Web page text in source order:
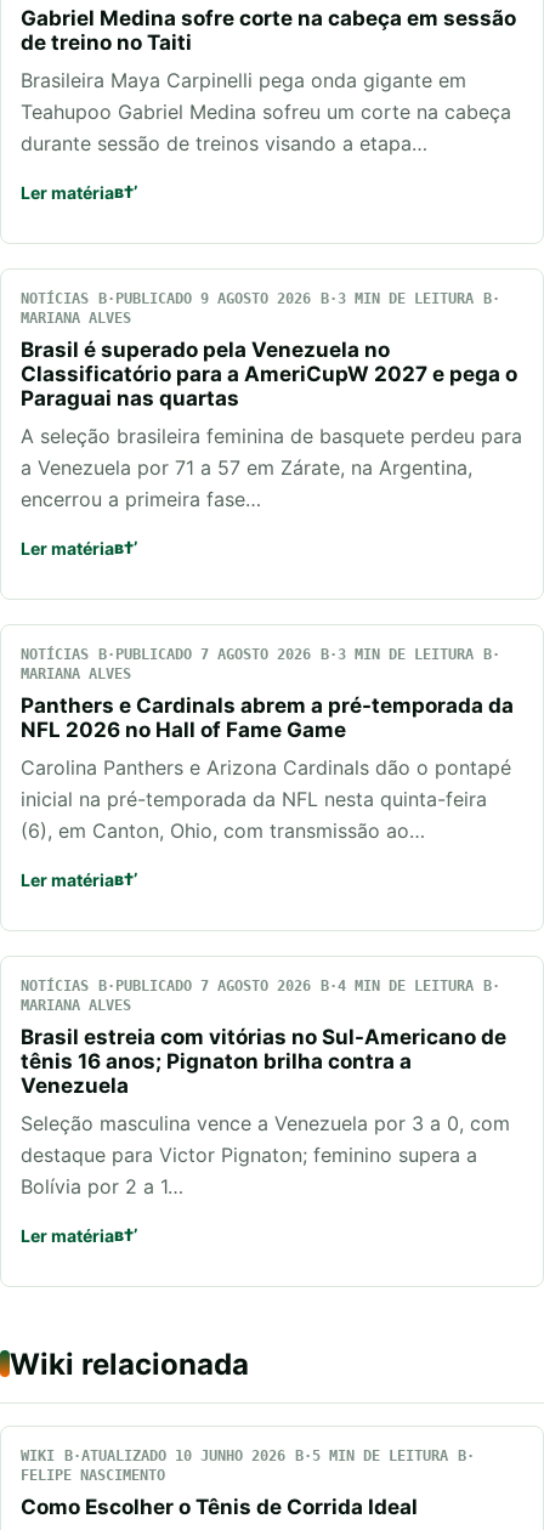
Gabriel Medina sofre corte na cabeça em sessão
de treino no Taiti
Brasileira Maya Carpinelli pega onda gigante em
Teahupoo Gabriel Medina sofreu um corte na cabeça
durante sessão de treinos visando a etapa…
Ler matéria
NOTÍCIAS PUBLICADO 9 AGOSTO 2026
3 MIN DE LEITURA
MARIANA ALVES
Brasil é superado pela Venezuela no
Classificatório para a AmeriCupW 2027 e pega o
Paraguai nas quartas
A seleção brasileira feminina de basquete perdeu para
a Venezuela por 71 a 57 em Zárate, na Argentina,
encerrou a primeira fase…
Ler matéria
NOTÍCIAS PUBLICADO 7 AGOSTO 2026
3 MIN DE LEITURA
MARIANA ALVES
Panthers e Cardinals abrem a pré-temporada da
NFL 2026 no Hall of Fame Game
Carolina Panthers e Arizona Cardinals dão o pontapé
inicial na pré-temporada da NFL nesta quinta-feira
(6), em Canton, Ohio, com transmissão ao…
Ler matéria
NOTÍCIAS PUBLICADO 7 AGOSTO 2026
4 MIN DE LEITURA
MARIANA ALVES
Brasil estreia com vitórias no Sul-Americano de
tênis 16 anos; Pignaton brilha contra a
Venezuela
Seleção masculina vence a Venezuela por 3 a 0, com
destaque para Victor Pignaton; feminino supera a
Bolívia por 2 a 1…
Ler matéria
Wiki relacionada
WIKI ATUALIZADO 10 JUNHO 2026
5 MIN DE LEITURA
FELIPE NASCIMENTO
Como Escolher o Tênis de Corrida Ideal